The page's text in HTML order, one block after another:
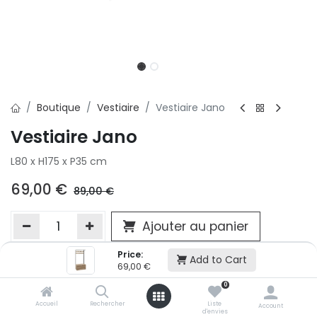
Price:
69,00 € Add to Cart
Accueil Rechercher
0
Liste
d'envies
Account
Boutique Vestiaire Vestiaire Jano
Vestiaire Jano
L80 x H175 x P35 cm
69,00 € 89,00€
Ajouter au panier
Ajouter à la liste d'envie
Si vous ne pouvez pas ajouter cet article dans votre panier
victime de son succès et momentanément indisponible.